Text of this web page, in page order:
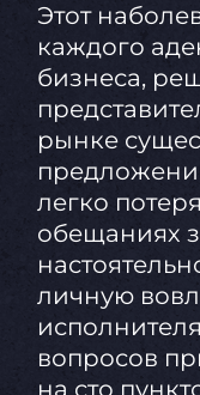
Этот
каждого
бизнеса,
рынке
легко
обещаниях
личную
вопросов